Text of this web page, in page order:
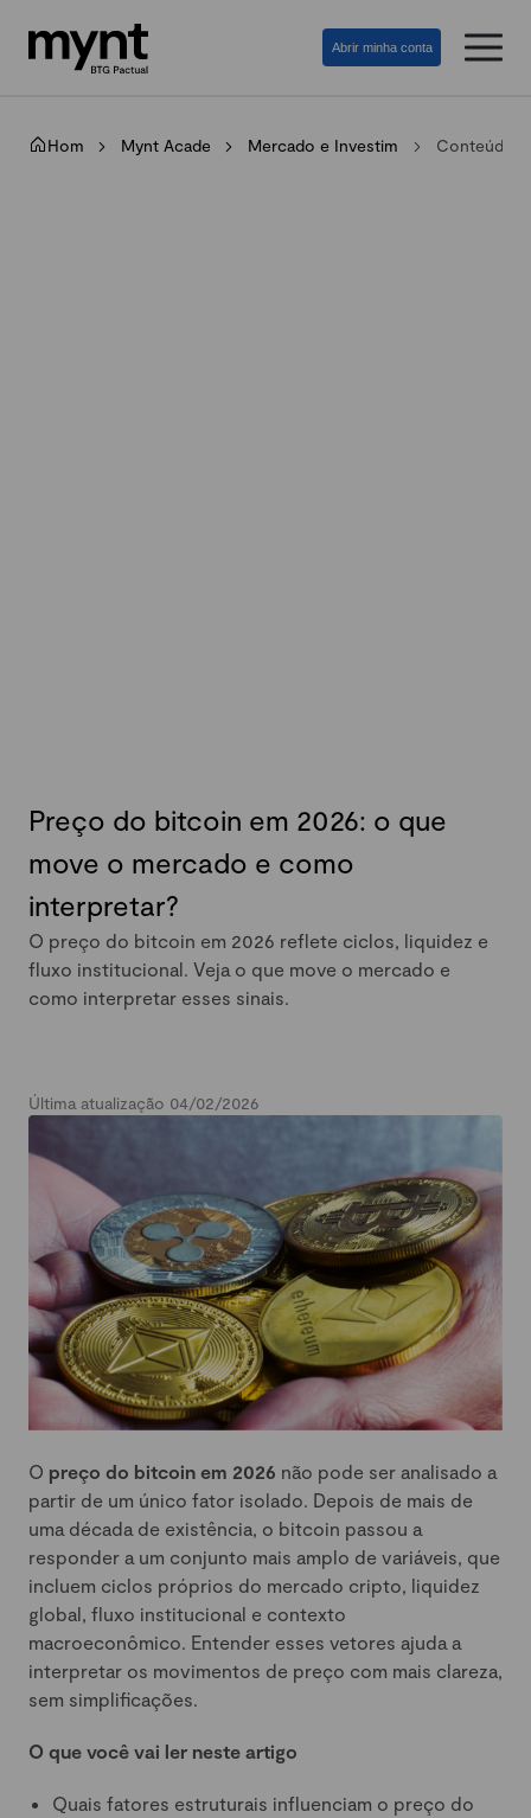
Abrir minha conta
Home Mynt Academy Mercado e Investimento Conteúdos
Preço do bitcoin em 2026: o que
move o mercado e como
interpretar?
O preço do bitcoin em 2026 reflete ciclos, liquidez e
fluxo institucional. Veja o que move o mercado e
como interpretar esses sinais.
Última atualização 04/02/2026
O preço do bitcoin em 2026 não pode ser analisado a
partir de um único fator isolado. Depois de mais de
uma década de existência, o bitcoin passou a
responder a um conjunto mais amplo de variáveis, que
incluem ciclos próprios do mercado cripto, liquidez
global, fluxo institucional e contexto
macroeconômico. Entender esses vetores ajuda a
interpretar os movimentos de preço com mais clareza,
sem simplificações.
O que você vai ler neste artigo
Quais fatores estruturais influenciam o preço do